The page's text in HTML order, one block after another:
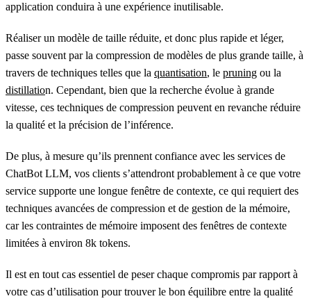
application conduira à une expérience inutilisable.
Réaliser un modèle de taille réduite, et donc plus rapide et léger,
passe souvent par la compression de modèles de plus grande taille, à
travers de techniques telles que la quantisation, le pruning ou la
distillation. Cependant, bien que la recherche évolue à grande
vitesse, ces techniques de compression peuvent en revanche réduire
la qualité et la précision de l’inférence.
De plus, à mesure qu’ils prennent confiance avec les services de
ChatBot LLM, vos clients s’attendront probablement à ce que votre
service supporte une longue fenêtre de contexte, ce qui requiert des
techniques avancées de compression et de gestion de la mémoire,
car les contraintes de mémoire imposent des fenêtres de contexte
limitées à environ 8k tokens.
Il est en tout cas essentiel de peser chaque compromis par rapport à
votre cas d’utilisation pour trouver le bon équilibre entre la qualité